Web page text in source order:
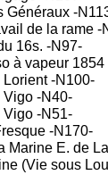
Généraux -
de la rame -
16s. -N97-
à vapeur 1854
-N100-
-N40-
-N51-
-N170-
Marine E. de
(Vie sous